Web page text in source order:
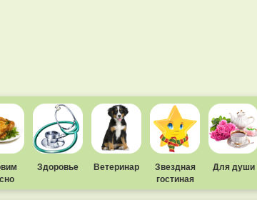
Здоровье Ветеринар
Звездная
гостиная
Для души